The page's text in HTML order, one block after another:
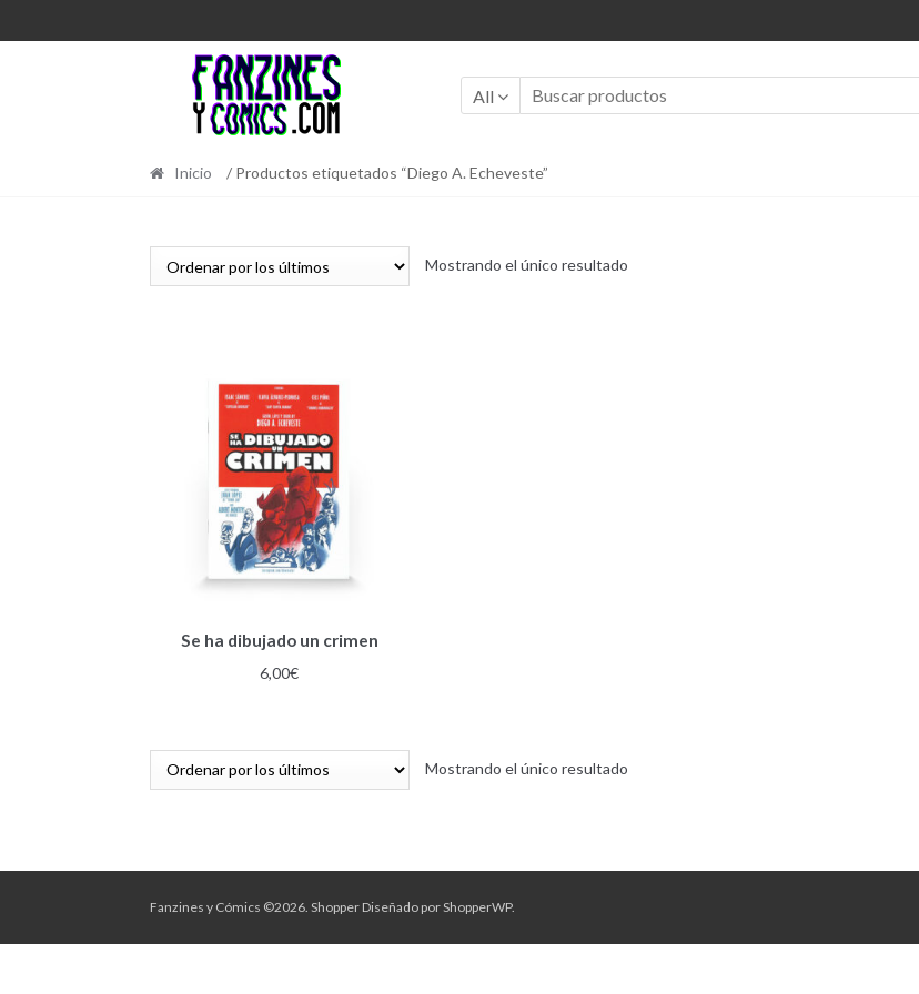
a
navegación
al
contenido
All
Inicio / Productos etiquetados “Diego A. Echeveste”
Mostrando el único resultado
Se ha dibujado un crimen
6,00€
Mostrando el único resultado
Fanzines y Cómics ©2026. ShopperDiseñado porShopperWP.